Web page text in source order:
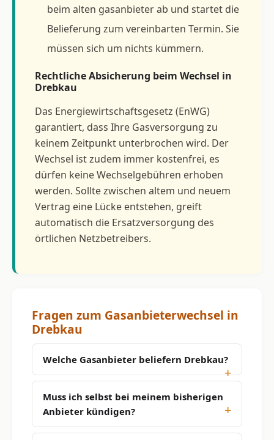
beim alten gasanbieter ab und startet die
Belieferung zum vereinbarten Termin. Sie
müssen sich um nichts kümmern.
Rechtliche Absicherung beim Wechsel in
Drebkau
Das Energiewirtschaftsgesetz (EnWG)
garantiert, dass Ihre Gasversorgung zu
keinem Zeitpunkt unterbrochen wird. Der
Wechsel ist zudem immer kostenfrei, es
dürfen keine Wechselgebühren erhoben
werden. Sollte zwischen altem und neuem
Vertrag eine Lücke entstehen, greift
automatisch die Ersatzversorgung des
örtlichen Netzbetreibers.
Fragen zum Gasanbieterwechsel in
Drebkau
Welche Gasanbieter beliefern Drebkau?
Muss ich selbst bei meinem bisherigen
Anbieter kündigen?